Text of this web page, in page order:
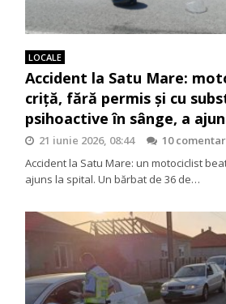
LOCALE
Accident la Satu Mare:
criță, fără permis și cu
psihoactive în sânge, a
21 iunie 2026, 08:44
10
Accident la Satu Mare: un motociclist
ajuns la spital. Un bărbat de 36 de…